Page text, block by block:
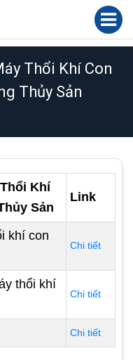
Thổi Khí Con
Thủy Sản
Khí
Sản
Link
khí con
Chi tiết
thổi khí
Chi tiết
Chi tiết